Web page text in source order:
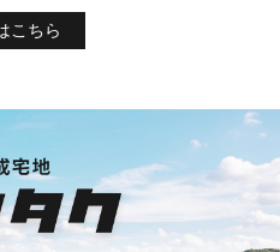
こちら